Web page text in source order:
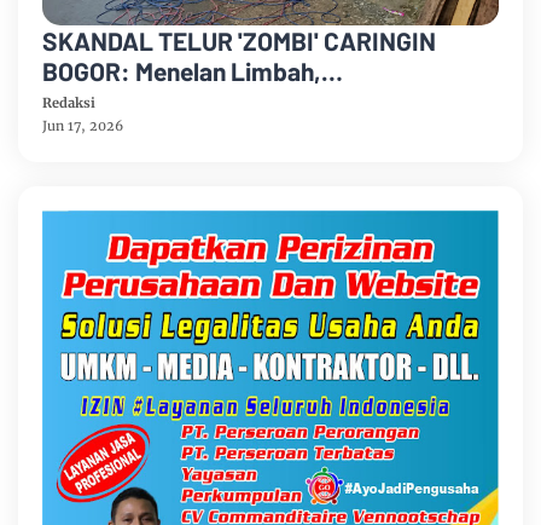
SKANDAL TELUR 'ZOMBI' CARINGIN
BOGOR: Menelan Limbah,
Mempertaruhkan Nyawa Rakyat
Redaksi
Jun 17, 2026